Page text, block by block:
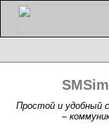
Простой и удобный
–